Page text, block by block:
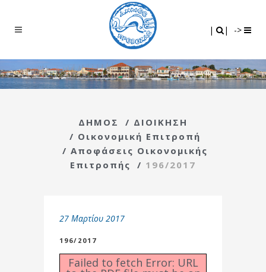
| | ->
ΔΗΜΟΣ / ΔΙΟΙΚΗΣΗ
/ Οικονομική Επιτροπή
/ Αποφάσεις Οικονομικής
Επιτροπής
/ 196/2017
27 Μαρτίου 2017
196/2017
Failed to fetch Error: URL